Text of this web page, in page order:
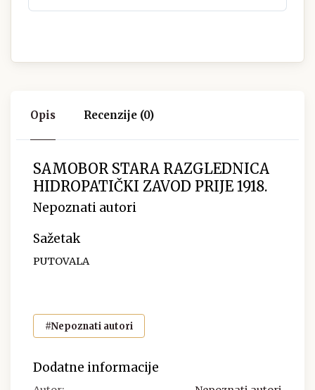
Opis Recenzije (0)
SAMOBOR STARA RAZGLEDNICA
HIDROPATIČKI ZAVOD PRIJE 1918.
Nepoznati autori
Sažetak
PUTOVALA
#Nepoznati autori
Dodatne informacije